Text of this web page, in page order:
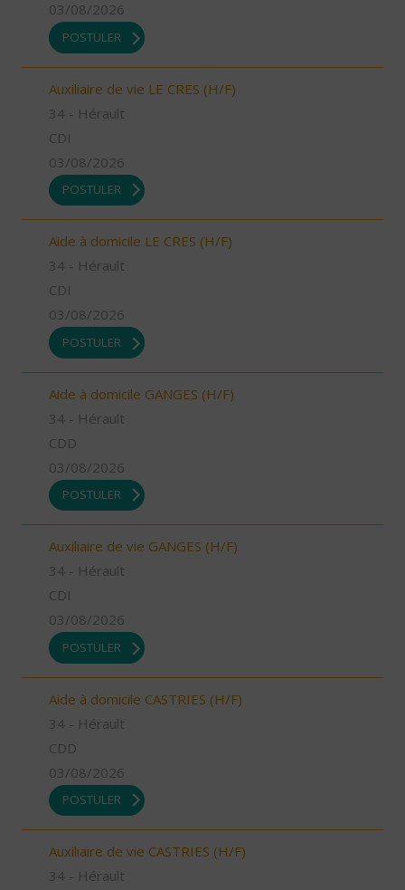
03/08/2026
POSTULER
Auxiliaire de vie LE CRES (H/F)
34 - Hérault
CDI
03/08/2026
POSTULER
Aide à domicile LE CRES (H/F)
34 - Hérault
CDI
03/08/2026
POSTULER
Aide à domicile GANGES (H/F)
34 - Hérault
CDD
03/08/2026
POSTULER
Auxiliaire de vie GANGES (H/F)
34 - Hérault
CDI
03/08/2026
POSTULER
Aide à domicile CASTRIES (H/F)
34 - Hérault
CDD
03/08/2026
POSTULER
Auxiliaire de vie CASTRIES (H/F)
34 - Hérault